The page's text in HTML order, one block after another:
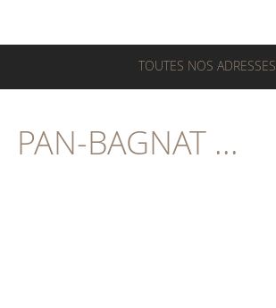
TOUTES NOS ADRESSES
PAN-BAGNAT ...